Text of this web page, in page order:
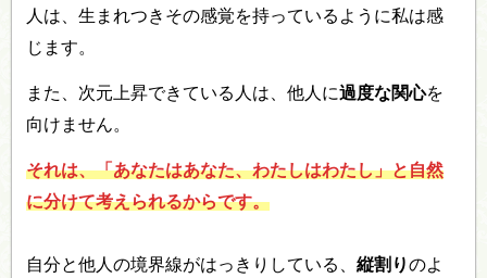
人は、生まれつきその感覚を持っているように私は感
じます。
また、次元上昇できている人は、他人に過度な関心を
向けません。
それは、「あなたはあなた、わたしはわたし」と自然
に分けて考えられるからです。
自分と他人の境界線がはっきりしている、縦割りのよ